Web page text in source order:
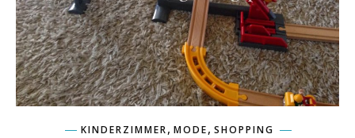
KINDERZIMMER, MODE, SHOPPING